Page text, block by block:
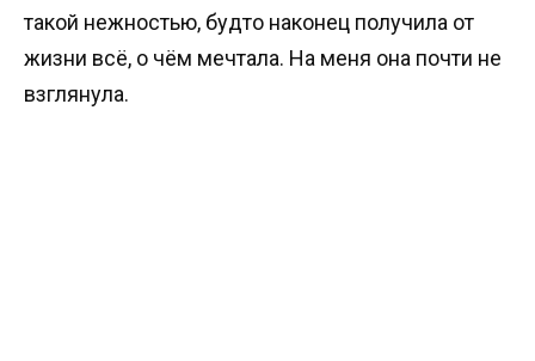
такой нежностью, будто наконец получила от
жизни всё, о чём мечтала. На меня она почти не
взглянула.